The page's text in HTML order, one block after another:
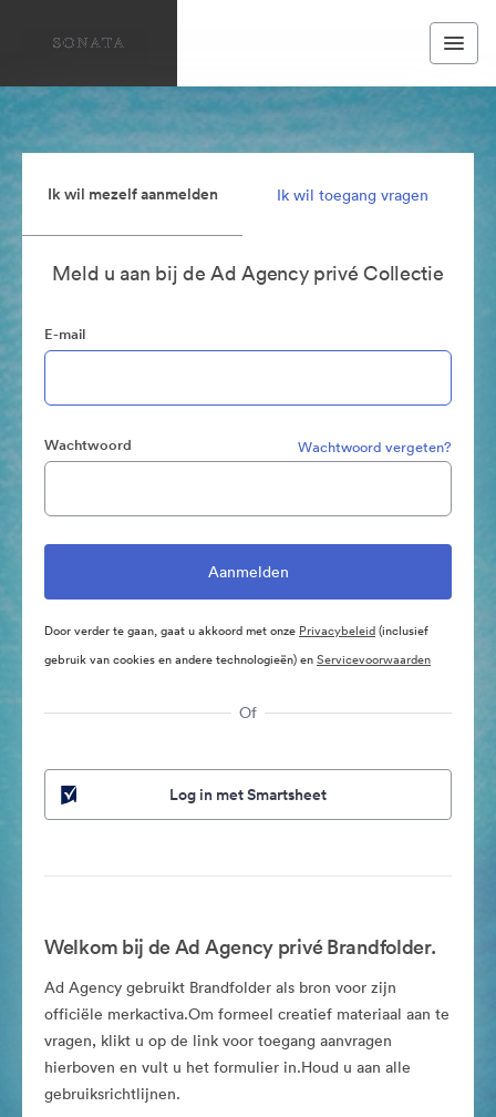
Ik wil mezelf aanmelden Ik wil toegang vragen
Meld u aan bij de Ad Agency privé Collectie
E-mail
Wachtwoord Wachtwoord vergeten?
Door verder te gaan, gaat u akkoord met onze Privacybeleid(inclusief
gebruik van cookies en andere technologieën) enServicevoorwaarden
Of
Log in met Smartsheet
Welkom bij de Ad Agency privé Brandfolder.
Ad Agency gebruikt Brandfolder als bron voor zijn
officiële merkactiva.Om formeel creatief materiaal aan te
vragen, klikt u op de link voor toegang aanvragen
hierboven en vult u het formulier in.Houd u aan alle
gebruiksrichtlijnen.